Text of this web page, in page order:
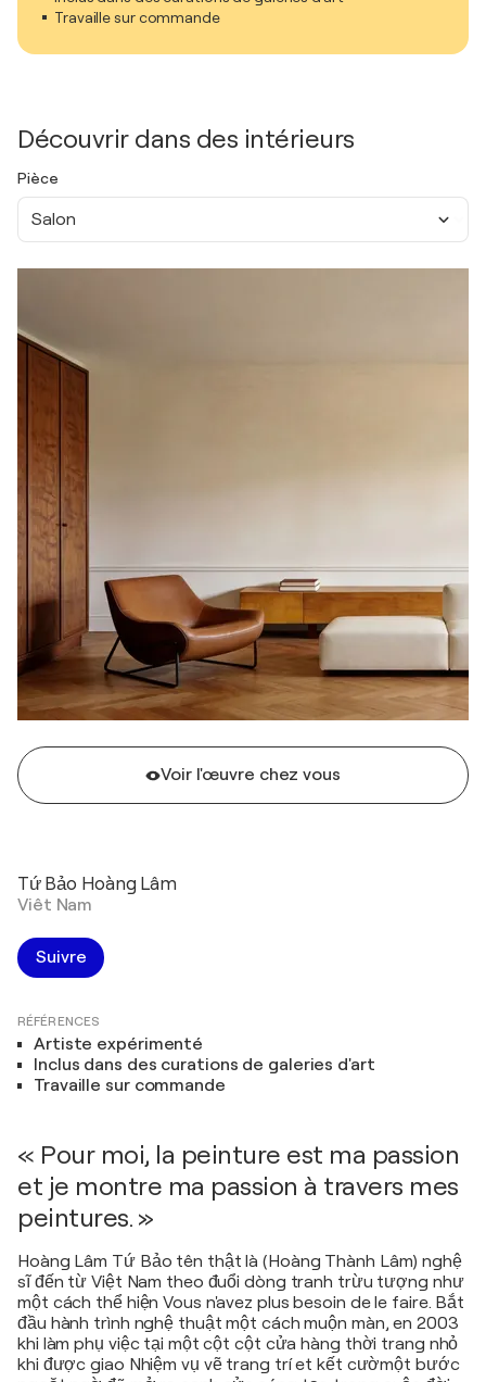
Travaille sur commande
Découvrir dans des intérieurs
Pièce
Salon
Voir l'œuvre chez vous
Tứ Bảo Hoàng Lâm
Viêt Nam
Suivre
RÉFÉRENCES
Artiste expérimenté
Inclus dans des curations de galeries d'art
Travaille sur commande
« Pour moi, la peinture est ma passion
et je montre ma passion à travers mes
peintures. »
Hoàng Lâm Tứ Bảo tên thật là (Hoàng Thành Lâm) nghệ
sĩ đến từ Việt Nam theo đuổi dòng tranh trừu tượng như
một cách thể hiện Vous n'avez plus besoin de le faire. Bắt
đầu hành trình nghệ thuật một cách muộn màn, en 2003
khi làm phụ việc tại một cột cột cửa hàng thời trang nhỏ
khi được giao Nhiệm vụ vẽ trang trí et kết cườmột bước